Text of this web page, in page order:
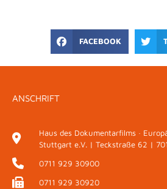
FACEBOOK
ANSCHRIFT
Haus des Dokumentarfilms ·
Stuttgart e.V. | Teckstraße 62 |
0711 929 30900
0711 929 30920